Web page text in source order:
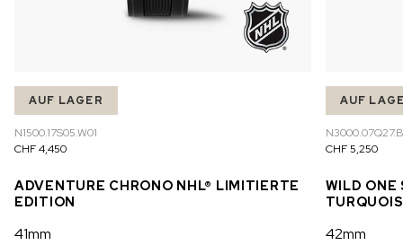
AUF LAGER
N1500.17S05.W01
CHF 4,450
ADVENTURE CHRONO NHL® LIMITIERTE
EDITION
41mm
AUF
CHF 5,250
WILD ONE
42mm